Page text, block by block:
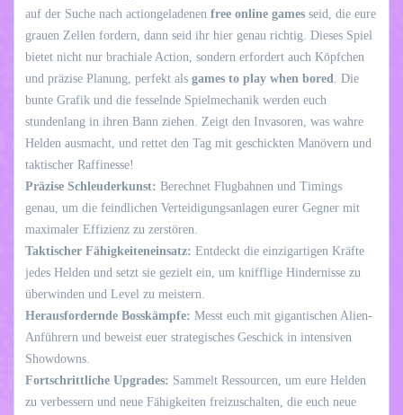
auf der Suche nach actiongeladenen free online games seid, die eure
grauen Zellen fordern, dann seid ihr hier genau richtig. Dieses Spiel
bietet nicht nur brachiale Action, sondern erfordert auch Köpfchen
und präzise Planung, perfekt als games to play when bored
. Die
bunte Grafik und die fesselnde Spielmechanik werden euch
stundenlang in ihren Bann ziehen. Zeigt den Invasoren, was wahre
Helden ausmacht, und rettet den Tag mit geschickten Manövern und
taktischer Raffinesse!
Präzise Schleuderkunst: Berechnet Flugbahnen und Timings
genau, um die feindlichen Verteidigungsanlagen eurer Gegner mit
maximaler Effizienz zu zerstören.
Taktischer Fähigkeiteneinsatz: Entdeckt die einzigartigen Kräfte
jedes Helden und setzt sie gezielt ein, um knifflige Hindernisse zu
überwinden und Level zu meistern.
Herausfordernde Bosskämpfe: Messt euch mit gigantischen Alien-
Anführern und beweist euer strategisches Geschick in intensiven
Showdowns.
Fortschrittliche Upgrades: Sammelt Ressourcen, um eure Helden
zu verbessern und neue Fähigkeiten freizuschalten, die euch neue